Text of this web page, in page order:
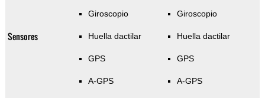
Sensores
Giroscopio
Huella dactilar
GPS
A-GPS
Giroscopio
Huella dactilar
GPS
A-GPS